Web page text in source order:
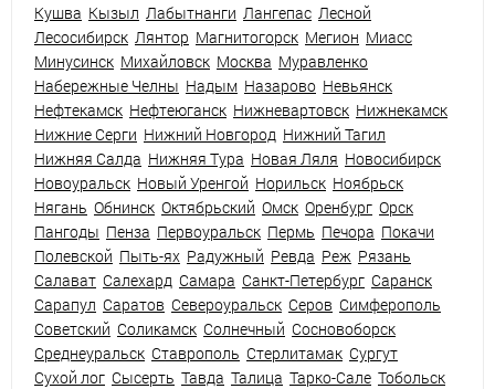
Кушва Кызыл Лабытнанги Лангепас Лесной
Лесосибирск Лянтор Магнитогорск Мегион Миасс
Минусинск Михайловск Москва Муравленко
Набережные Челны Надым Назарово Невьянск
Нефтекамск Нефтеюганск Нижневартовск Нижнекамск
Нижние Серги Нижний Новгород Нижний Тагил
Нижняя Салда Нижняя Тура Новая Ляля Новосибирск
Новоуральск Новый Уренгой Норильск Ноябрьск
Нягань Обнинск Октябрьский Омск Оренбург Орск
Пангоды Пенза Первоуральск Пермь Печора Покачи
Полевской Пыть-ях Радужный Ревда Реж Рязань
Салават Салехард Самара Санкт-Петербург Саранск
Сарапул Саратов Североуральск Серов Симферополь
Советский Соликамск Солнечный Сосновоборск
Среднеуральск Ставрополь Стерлитамак Сургут
Сухой лог Сысерть Тавда Талица Тарко-Сале Тобольск